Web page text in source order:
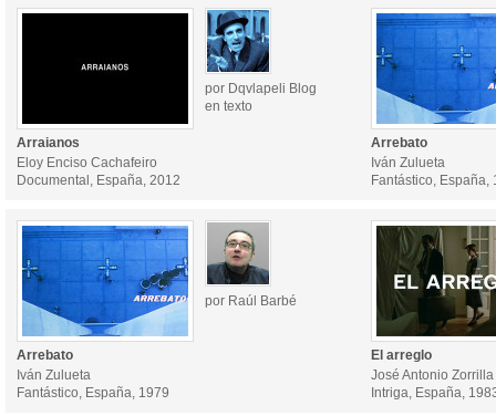
por Dqvlapeli Blog
en texto
Arraianos
Eloy Enciso Cachafeiro
Documental, España, 2012
Arrebato
Iván Zulueta
Fantástico, España,
por Raúl Barbé
Arrebato
Iván Zulueta
Fantástico, España, 1979
El arreglo
José Antonio Zorrilla
Intriga, España,